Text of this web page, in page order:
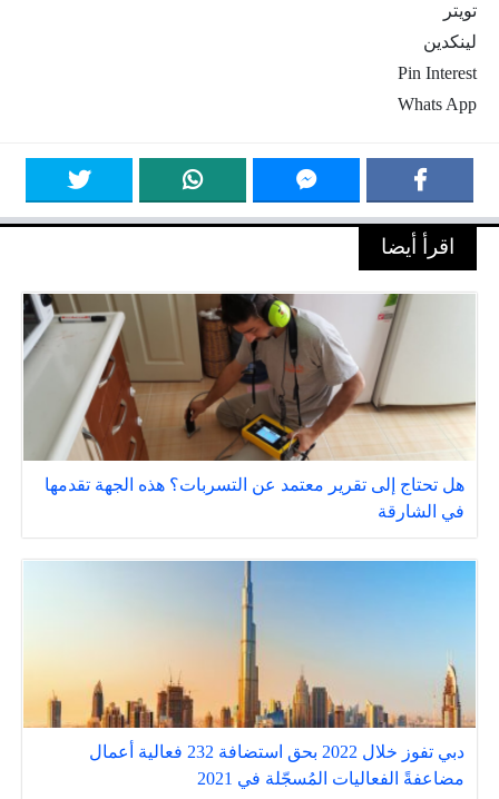
تويتر
لينكدين
Pin Interest
Whats App
اقرأ أيضا
هل تحتاج إلى تقرير معتمد عن التسربات؟ هذه الجهة تقدمها
في الشارقة
دبي تفوز خلال 2022 بحق استضافة 232 فعالية أعمال
مضاعفةً الفعاليات المُسجّلة في 2021